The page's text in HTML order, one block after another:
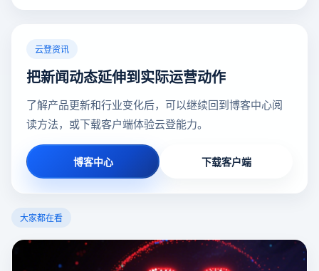
云登资讯
把新闻动态延伸到实际运营动作
了解产品更新和行业变化后，可以继续回到博客中心阅
读方法，或下载客户端体验云登能力。
博客中心 下载客户端
大家都在看